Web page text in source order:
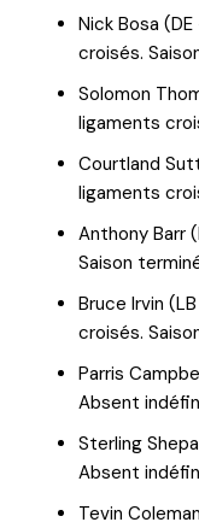
Nick Bosa
croisés.
Solomon
ligaments
Courtland
ligaments
Anthony Barr
Saison
Bruce Irvin
croisés.
Parris
Absent
Sterling
Absent
Tevin